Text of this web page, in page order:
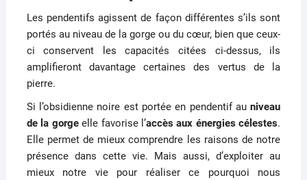
Les pendentifs agissent de façon différentes s’ils sont
portés au niveau de la gorge ou du cœur, bien que ceux-
ci conservent les capacités citées ci-dessus, ils
amplifieront davantage certaines des vertus de la
pierre.
Si l’obsidienne noire est portée en pendentif auniveau
de la gorgeelle favorise l’accès aux énergies célestes.
Elle permet de mieux comprendre les raisons de notre
présence dans cette vie. Mais aussi, d’exploiter au
mieux notre vie pour réaliser ce pourquoi nous